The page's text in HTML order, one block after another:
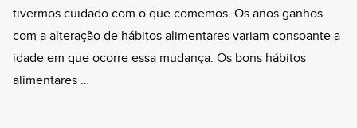
tivermos cuidado com o que comemos. Os anos ganhos
com a alteração de hábitos alimentares variam consoante a
idade em que ocorre essa mudança. Os bons hábitos
alimentares …